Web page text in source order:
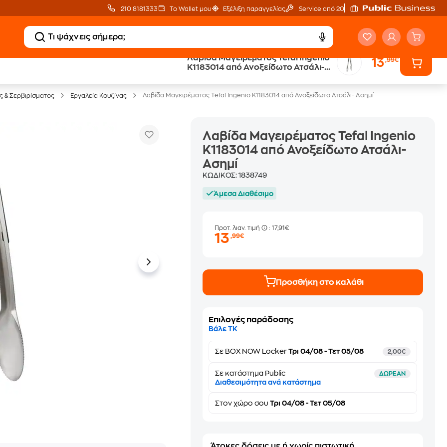
210 8181333 Το Wallet μου Εξέλιξη παραγγελίας Service από 20'
Λαβίδα Μαγειρέματος Tefal Ingenio
K1183014 από Ανοξείδωτο Ατσάλι-
13,99€
& Σερβιρίσματος Εργαλεία Κουζίνας Λαβίδα Μαγειρέματος Tefal Ingenio K1183014 από Ανοξείδωτο Ατσάλι- Ασημί
Λαβίδα Μαγειρέματος Tefal Ingenio
K1183014 από Ανοξείδωτο Ατσάλι-
Ασημί
ΚΩΔΙΚΟΣ:1838749
Άμεσα Διαθέσιμο
Προτ. λιαν. τιμή : 17,91€
13,99€
Προσθήκη στο καλάθι
Επιλογές παράδοσης
Βάλε ΤΚ
Σε BOX NOW Locker Τρι 04/08 - Τετ 05/08 2,00€
Σε κατάστημα Public ΔΩΡΕΑΝ
Διαθεσιμότητα ανά κατάστημα
Στονχώρο σου Τρι 04/08 - Τετ 05/08